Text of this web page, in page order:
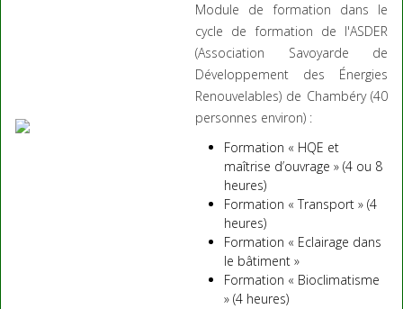
Module de formation dans le
cycle de formation de l'ASDER
(Association Savoyarde de
Développement des Énergies
Renouvelables) de Chambéry (40
personnes environ) :
Formation « HQE et
maîtrise d’ouvrage » (4 ou 8
heures)
Formation « Transport » (4
heures)
Formation « Eclairage dans
le bâtiment »
Formation « Bioclimatisme
» (4 heures)